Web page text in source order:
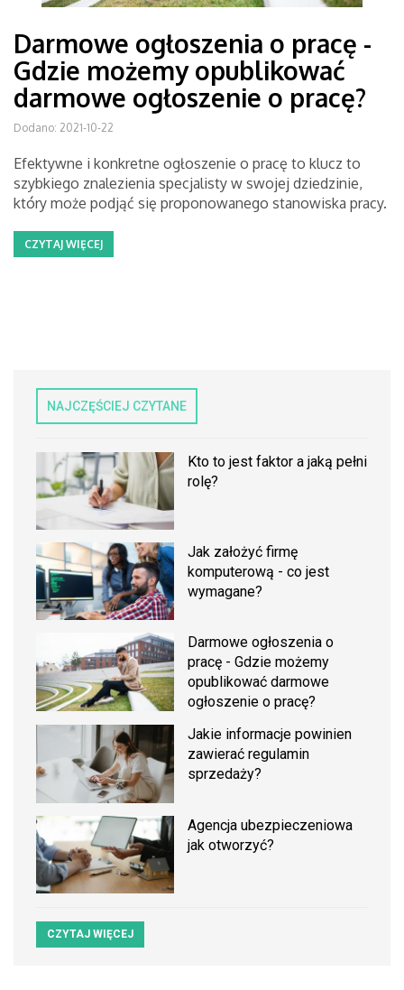
Darmowe ogłoszenia o pracę -
Gdzie możemy opublikować
darmowe ogłoszenie o pracę?
Dodano: 2021-10-22
Efektywne i konkretne ogłoszenie o pracę to klucz to
szybkiego znalezienia specjalisty w swojej dziedzinie,
który może podjąć się proponowanego stanowiska pracy.
CZYTAJ WIĘCEJ
NAJCZĘŚCIEJ CZYTANE
Kto to jest faktor a jaką pełni
rolę?
Jak założyć firmę
komputerową - co jest
wymagane?
Darmowe ogłoszenia o
pracę - Gdzie możemy
opublikować darmowe
ogłoszenie o pracę?
Jakie informacje powinien
zawierać regulamin
sprzedaży?
Agencja ubezpieczeniowa
jak otworzyć?
CZYTAJ WIĘCEJ